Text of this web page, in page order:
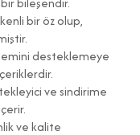
bir öz olup,
desteklemeye
ve sindirime
ve kalite